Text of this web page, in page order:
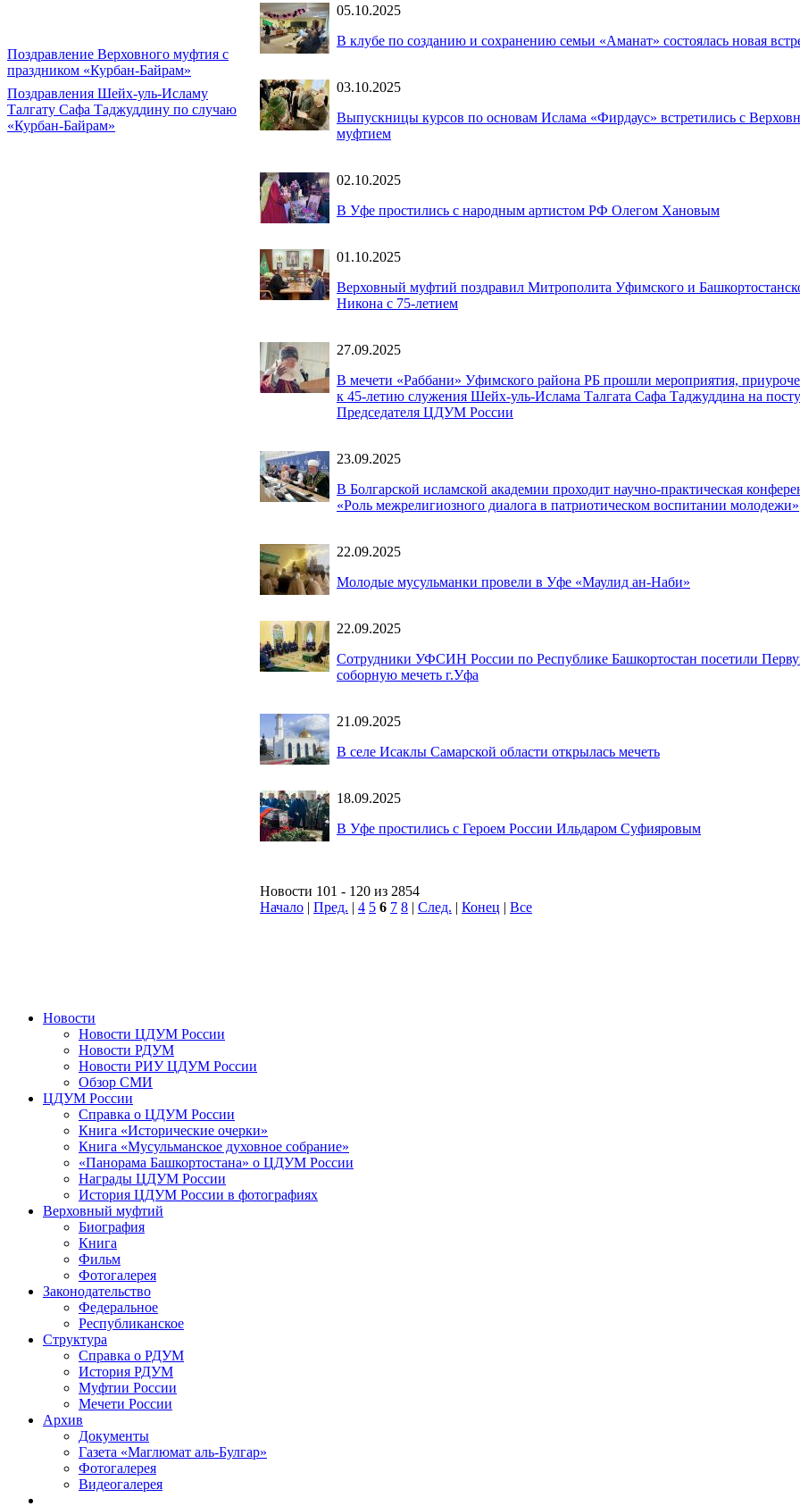
Поздравление Верховного муфтия с
праздником «Курбан-Байрам»
Поздравления Шейх-уль-Исламу
Талгату Сафа Таджуддину по случаю
«Курбан-Байрам»
05.10.2025
В клубе по созданию и сохранению семьи «Аманат» состоялась новая
03.10.2025
Выпускницы курсов по основам Ислама «Фирдаус» встретились с
муфтием
02.10.2025
В Уфе простились с народным артистом РФ Олегом Хановым
01.10.2025
Верховный муфтий поздравил Митрополита Уфимского и
Никона с 75-летием
27.09.2025
В мечети «Раббани» Уфимского района РБ прошли мероприятия,
к 45-летию служения Шейх-уль-Ислама Талгата Сафа Таджуддина на посту
Председателя ЦДУМ России
23.09.2025
В Болгарской исламской академии проходит научно-практическая
«Роль межрелигиозного диалога в патриотическом воспитании молодежи»
22.09.2025
Молодые мусульманки провели в Уфе «Маулид ан-Наби»
22.09.2025
Сотрудники УФСИН России по Республике Башкортостан посетили
соборную мечеть г.Уфа
21.09.2025
В селе Исаклы Самарской области открылась мечеть
18.09.2025
В Уфе простились с Героем России Ильдаром Суфияровым
Новости 101 - 120 из 2854
Начало | Пред. | 4 5 6 7 8 | След. | Конец | Все
Новости
Новости ЦДУМ России
Новости РДУМ
Новости РИУ ЦДУМ России
Обзор СМИ
ЦДУМ России
Справка о ЦДУМ России
Книга «Исторические очерки»
Книга «Мусульманское духовное собрание»
«Панорама Башкортостана» о ЦДУМ России
Награды ЦДУМ России
История ЦДУМ России в фотографиях
Верховный муфтий
Биография
Книга
Фильм
Фотогалерея
Законодательство
Федеральное
Республиканское
Структура
Справка о РДУМ
История РДУМ
Муфтии России
Мечети России
Архив
Документы
Газета «Маглюмат аль-Булгар»
Фотогалерея
Видеогалерея